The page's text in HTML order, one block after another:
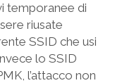
temporanee di
riusate
SSID che usi
lo SSID
l’attacco non